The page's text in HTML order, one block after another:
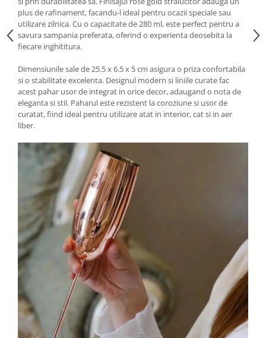
plus de rafinament, facandu-l ideal pentru ocazii speciale sau
utilizare zilnica. Cu o capacitate de 280 ml, este perfect pentru a
savura sampania preferata, oferind o experienta deosebita la
fiecare inghititura.
Dimensiunile sale de 25.5 x 6.5 x 5 cm asigura o priza confortabila
si o stabilitate excelenta. Designul modern si liniile curate fac
acest pahar usor de integrat in orice decor, adaugand o nota de
eleganta si stil. Paharul este rezistent la coroziune si usor de
curatat, fiind ideal pentru utilizare atat in interior, cat si in aer
liber.